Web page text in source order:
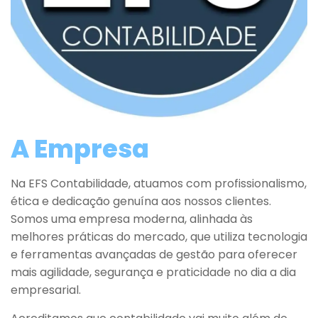
A Empresa
Na EFS Contabilidade, atuamos com profissionalismo,
ética e dedicação genuína aos nossos clientes.
Somos uma empresa moderna, alinhada às
melhores práticas do mercado, que utiliza tecnologia
e ferramentas avançadas de gestão para oferecer
mais agilidade, segurança e praticidade no dia a dia
empresarial.